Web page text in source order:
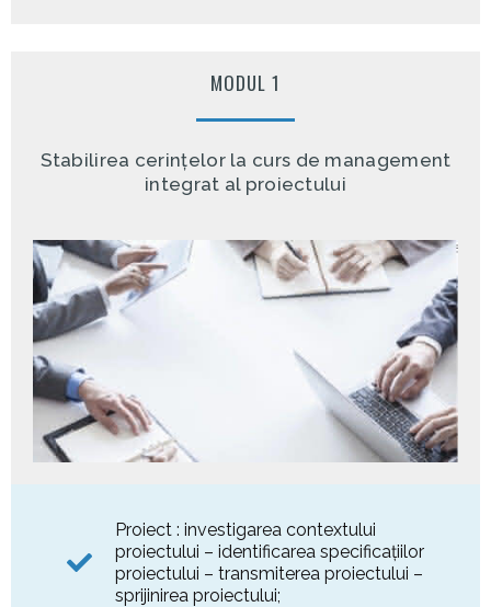
MODUL 1
Stabilirea cerințelor la curs de management
integrat al proiectului
Proiect : investigarea contextului
proiectului – identificarea specificaţiilor
proiectului – transmiterea proiectului –
sprijinirea proiectului;